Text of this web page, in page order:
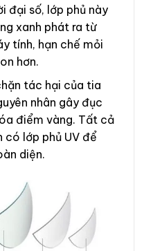
đại số, lớp phủ này
xanh phát ra từ
tính, hạn chế mỏi
hơn.
tác hại của tia
nhân gây đục
điểm vàng. Tất cả
có lớp phủ UV để
diện.